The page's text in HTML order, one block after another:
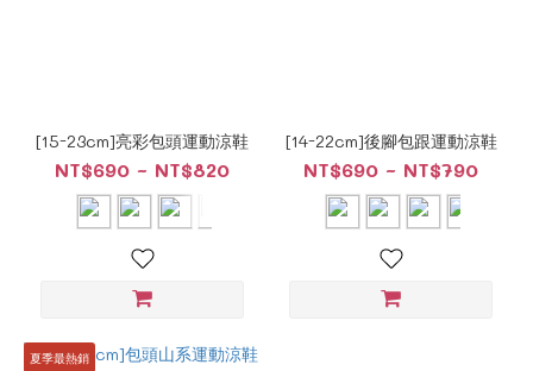
[15-23cm]亮彩包頭運動涼鞋
NT$690 ~ NT$820
[14-22cm]後腳包跟運動涼鞋
NT$690 ~ NT$790
夏季最熱銷